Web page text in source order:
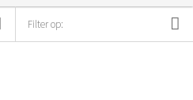
Filter op: